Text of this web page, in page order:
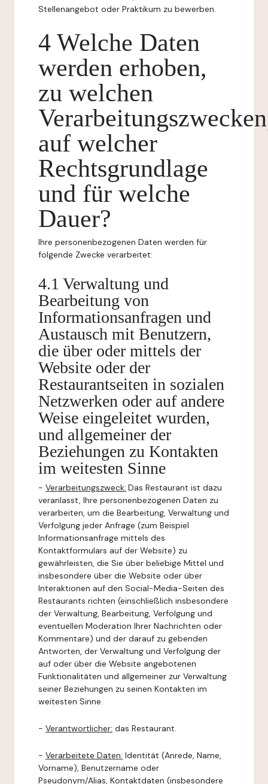
Stellenangebot oder Praktikum zu bewerben.
4 Welche Daten
werden erhoben,
zu welchen
auf welcher
Rechtsgrundlage
und für welche
Dauer?
Ihre personenbezogenen Daten werden für
folgende Zwecke verarbeitet:
4.1 Verwaltung und
Bearbeitung von
Informationsanfragen und
Austausch mit Benutzern,
die über oder mittels der
Website oder der
Restaurantseiten in sozialen
Netzwerken oder auf andere
Weise eingeleitet wurden,
und allgemeiner der
Beziehungen zu Kontakten
im weitesten Sinne
- Verarbeitungszweck: Das Restaurant ist dazu
veranlasst, Ihre personenbezogenen Daten zu
verarbeiten, um die Bearbeitung, Verwaltung und
Verfolgung jeder Anfrage (zum Beispiel
Informationsanfrage mittels des
Kontaktformulars auf der Website) zu
gewährleisten, die Sie über beliebige Mittel und
insbesondere über die Website oder über
Interaktionen auf den Social-Media-Seiten des
Restaurants richten (einschließlich insbesondere
der Verwaltung, Bearbeitung, Verfolgung und
eventuellen Moderation Ihrer Nachrichten oder
Kommentare) und der darauf zu gebenden
Antworten, der Verwaltung und Verfolgung der
auf oder über die Website angebotenen
Funktionalitäten und allgemeiner zur Verwaltung
seiner Beziehungen zu seinen Kontakten im
weitesten Sinne.
- Verantwortlicher: das Restaurant.
- Verarbeitete Daten: Identität (Anrede, Name,
Vorname), Benutzername oder
Pseudonym/Alias, Kontaktdaten (insbesondere